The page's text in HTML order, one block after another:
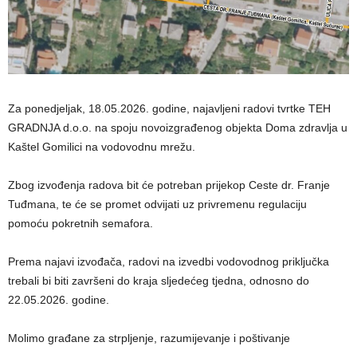
Za ponedjeljak, 18.05.2026. godine, najavljeni radovi tvrtke TEH
GRADNJA d.o.o. na spoju novoizgrađenog objekta Doma zdravlja u
Kaštel Gomilici na vodovodnu mrežu.
Zbog izvođenja radova bit će potreban prijekop Ceste dr. Franje
Tuđmana, te će se promet odvijati uz privremenu regulaciju
pomoću pokretnih semafora.
Prema najavi izvođača, radovi na izvedbi vodovodnog priključka
trebali bi biti završeni do kraja sljedećeg tjedna, odnosno do
22.05.2026. godine.
Molimo građane za strpljenje, razumijevanje i poštivanje